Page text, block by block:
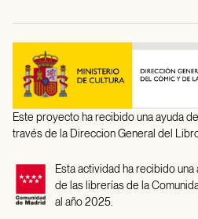
Este proyecto ha recibido una ayuda
través de la Direccion General del
Esta actividad ha recibido
de las librerías de la
al año 2025.